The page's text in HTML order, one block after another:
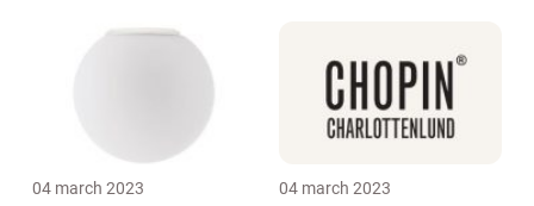
04 march 2023 04 march 2023